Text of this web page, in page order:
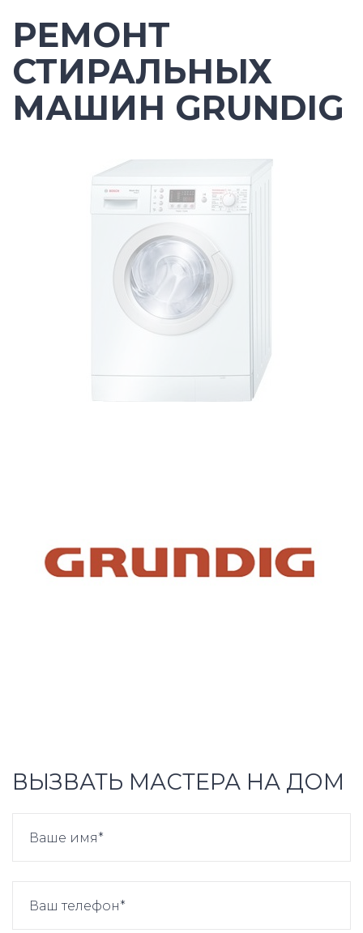
РЕМОНТ
СТИРАЛЬНЫХ
МАШИН GRUNDIG
ВЫЗВАТЬ МАСТЕРА НА ДОМ